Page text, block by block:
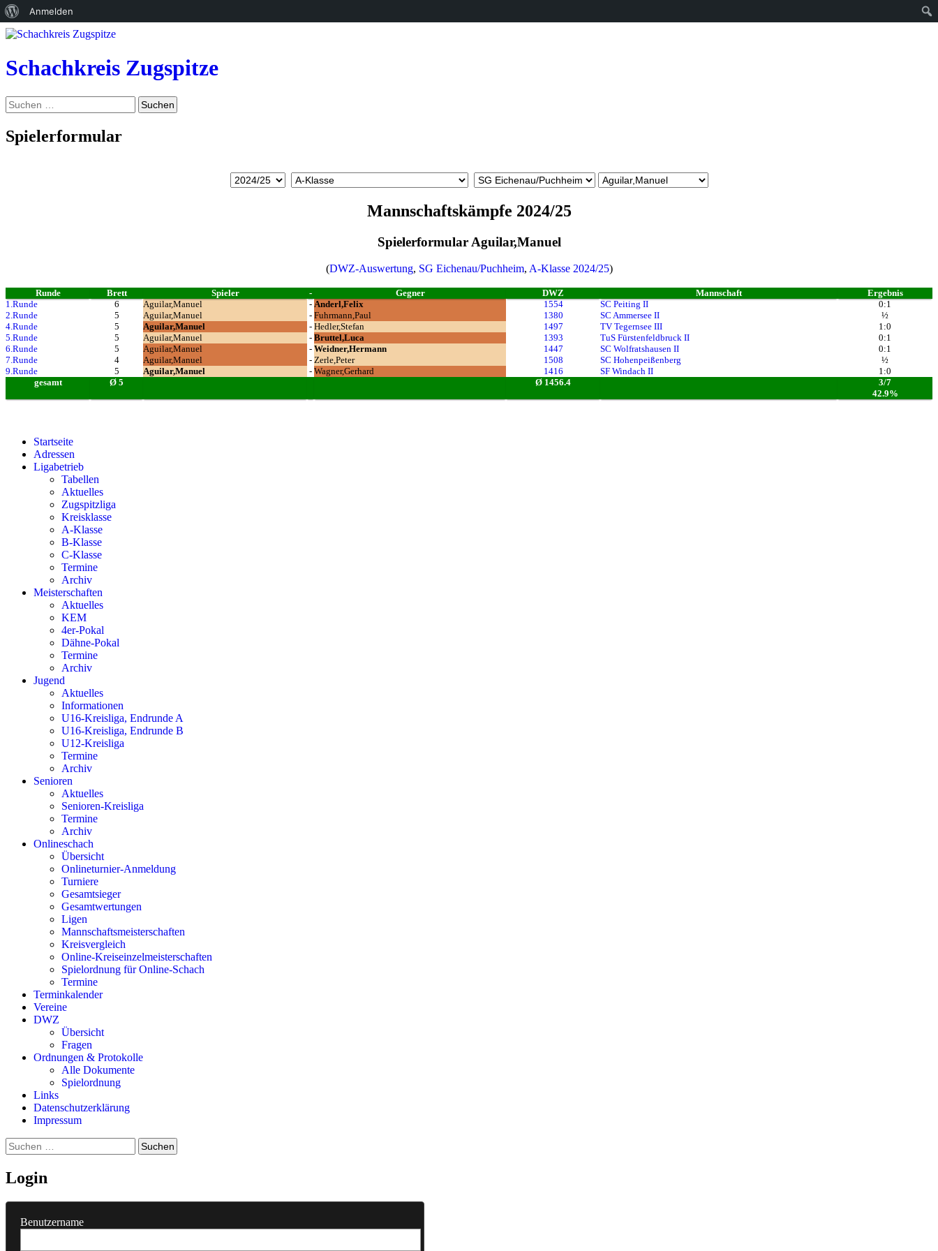
Über
WordPress
Anmelden
Zum
springen
Schachkreis Zugspitze
Suchen
Suchen
nach:
Spielerformular
Mannschaftskämpfe 2024/25
Spielerformular Aguilar,Manuel
(DWZ-Auswertung, SG Eichenau/Puchheim, A-Klasse 2024/25)
Runde Brett Spieler - Gegner DWZ Mannschaft
Ergebnis
1.Runde
6 Aguilar,Manuel - Anderl,Felix 1554 SC Peiting II
0:1
2.Runde
5 Aguilar,Manuel - Fuhrmann,Paul 1380 SC Ammersee II
½
4.Runde
5 Aguilar,Manuel - Hedler,Stefan 1497 TV Tegernsee III
1:0
5.Runde
5 Aguilar,Manuel - Bruttel,Luca 1393 TuS Fürstenfeldbruck II
0:1
6.Runde
5 Aguilar,Manuel - Weidner,Hermann 1447 SC Wolfratshausen II
0:1
7.Runde
4 Aguilar,Manuel - Zerle,Peter 1508 SC Hohenpeißenberg
½
9.Runde
5 Aguilar,Manuel - Wagner,Gerhard 1416 SF Windach II
1:0
gesamt
Ø 5 Ø 1456.4
3/7
42.9%
Startseite
Adressen
Ligabetrieb
Tabellen
Aktuelles
Zugspitzliga
Kreisklasse
A-Klasse
B-Klasse
C-Klasse
Termine
Archiv
Meisterschaften
Aktuelles
KEM
4er-Pokal
Dähne-Pokal
Termine
Archiv
Jugend
Aktuelles
Informationen
U16-Kreisliga, Endrunde A
U16-Kreisliga, Endrunde B
U12-Kreisliga
Termine
Archiv
Senioren
Aktuelles
Senioren-Kreisliga
Termine
Archiv
Onlineschach
Übersicht
Onlineturnier-Anmeldung
Turniere
Gesamtsieger
Gesamtwertungen
Ligen
Mannschaftsmeisterschaften
Kreisvergleich
Online-Kreiseinzelmeisterschaften
Spielordnung für Online-Schach
Termine
Terminkalender
Vereine
DWZ
Übersicht
Fragen
Ordnungen & Protokolle
Alle Dokumente
Spielordnung
Links
Datenschutzerklärung
Impressum
Suchen
nach:
Login
Benutzername